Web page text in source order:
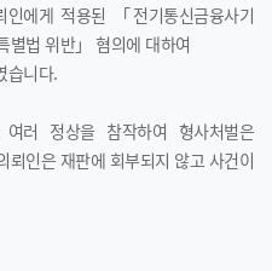
에게 적용된 「전기통신금융사기
별법 위반」 혐의에 대하여
습니다.
러 정상을 참작하여 형사처벌은
뢰인은 재판에 회부되지 않고 사건이